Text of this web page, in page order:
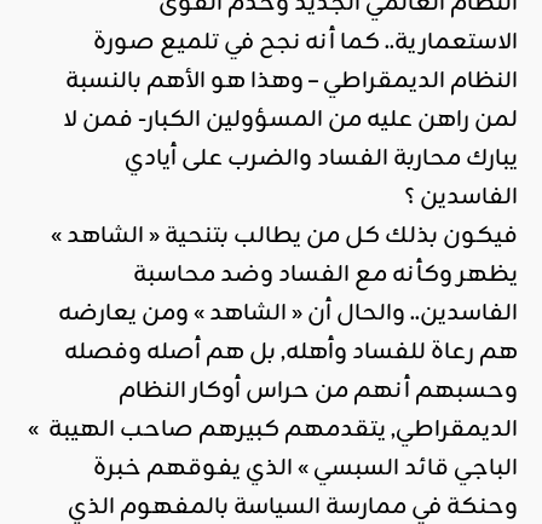
الاستعمارية.. كما أنه نجح في تلميع صورة
النظام الديمقراطي – وهذا هو الأهم بالنسبة
لمن راهن عليه من المسؤولين الكبار- فمن لا
يبارك محاربة الفساد والضرب على أيادي
الفاسدين ؟
فيكون بذلك كل من يطالب بتنحية « الشاهد »
يظهر وكأنه مع الفساد وضد محاسبة
الفاسدين.. والحال أن « الشاهد » ومن يعارضه
هم رعاة للفساد وأهله, بل هم أصله وفصله
وحسبهم أنهم من حراس أوكار النظام
الديمقراطي, يتقدمهم كبيرهم صاحب الهيبة »
الباجي قائد السبسي » الذي يفوقهم خبرة
وحنكة في ممارسة السياسة بالمفهوم الذي